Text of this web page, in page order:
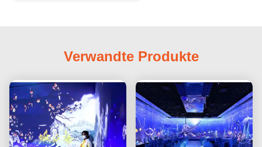
Verwandte Produkte